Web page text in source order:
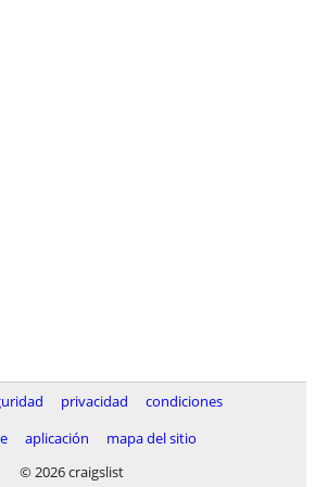
privacidad
condiciones
aplicación
mapa del sitio
© 2026 craigslist